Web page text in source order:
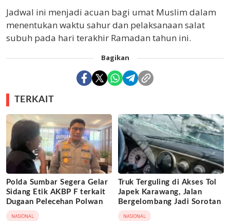
Jadwal ini menjadi acuan bagi umat Muslim dalam
menentukan waktu sahur dan pelaksanaan salat
subuh pada hari terakhir Ramadan tahun ini.
Bagikan
TERKAIT
Polda Sumbar Segera Gelar
Sidang Etik AKBP F terkait
Dugaan Pelecehan Polwan
NASIONAL
Truk Terguling di Akses Tol
Japek Karawang, Jalan
Bergelombang Jadi Sorotan
NASIONAL